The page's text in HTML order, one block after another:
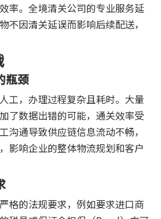
率。全境清关公司的专业服务延
不因清关延误而影响后续配送，
瓶颈
工，办理过程复杂且耗时。大量
了数据出错的可能，通关效率受
沟通导致供应链信息流动不畅，
影响企业的整体物流规划和客户
格的法规要求，例如要求进口商